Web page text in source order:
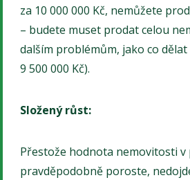
za 10 000 000 Kč, nemůžete
– budete muset prodat celou
dalším problémům, jako co dělat
9 500 000 Kč).
Složený růst:
Přestože hodnota nemovitosti v
pravděpodobně poroste,